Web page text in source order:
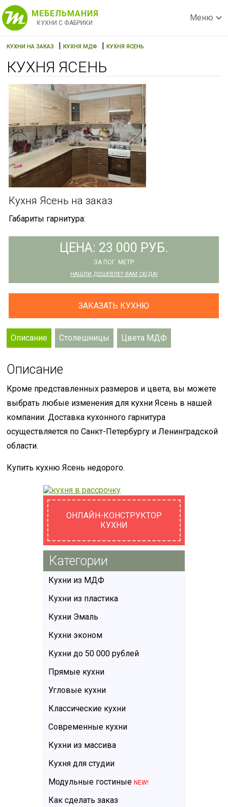
МЕБЕЛЬМАНИЯ
КУХНИ С ФАБРИКИ
Меню
КУХНИ НА ЗАКАЗ |КУХНЯ МДФ |КУХНЯ ЯСЕНЬ
КУХНЯ ЯСЕНЬ
Кухня Ясень на заказ
Габариты гарнитура:
ЦЕНА: 23 000 РУБ.
ЗА ПОГ. МЕТР
НАШЛИ ДЕШЕВЛЕ? ВАМ СЮДА!
ЗАКАЗАТЬ КУХНЮ
Описание Столешницы Цвета МДФ
Описание
Кроме представленных размеров и цвета, вы можете
выбрать любые изменения для кухни Ясень в нашей
компании. Доставка кухонного гарнитура
осуществляется по Санкт-Петербургу и Ленинградской
области.
Купить кухню Ясень недорого.
ОНЛАЙН-КОНСТРУКТОР
КУХНИ
Категории
Кухни из МДФ
Кухни из пластика
Кухни Эмаль
Кухни эконом
Кухни до 50 000 рублей
Прямые кухни
Угловые кухни
Классические кухни
Современные кухни
Кухни из массива
Кухня для студии
Модульные гостиные NEW!
Как сделать заказ